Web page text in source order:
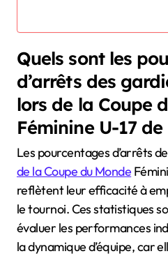
Quels sont les
d’arrêts des
lors de la Coupe
Féminine U-17
Les pourcentages d’arrêts
de la Coupe du Monde
reflètent leur efficacité à
le tournoi. Ces statistiques
évaluer les performances
la dynamique d’équipe, car